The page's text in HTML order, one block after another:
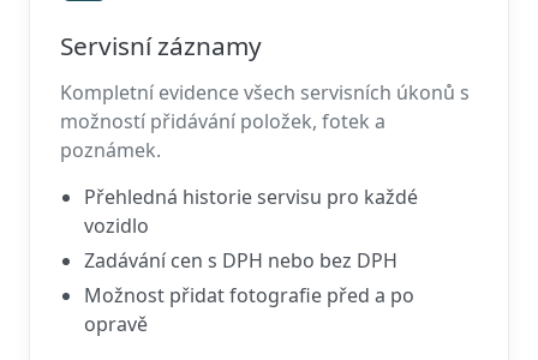
Servisní záznamy
Kompletní evidence všech servisních úkonů s
možností přidávání položek, fotek a
poznámek.
Přehledná historie servisu pro každé
vozidlo
Zadávání cen s DPH nebo bez DPH
Možnost přidat fotografie před a po
opravě